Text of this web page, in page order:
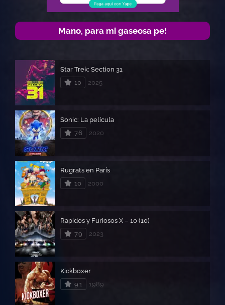
Mano, para mi gaseosa pe!
Star Trek: Section 31
10
2025
Sonic: La película
7.6
2020
Rugrats en París
10
2000
Rapidos y Furiosos X – 10 (10)
7.9
2023
Kickboxer
9.1
1989